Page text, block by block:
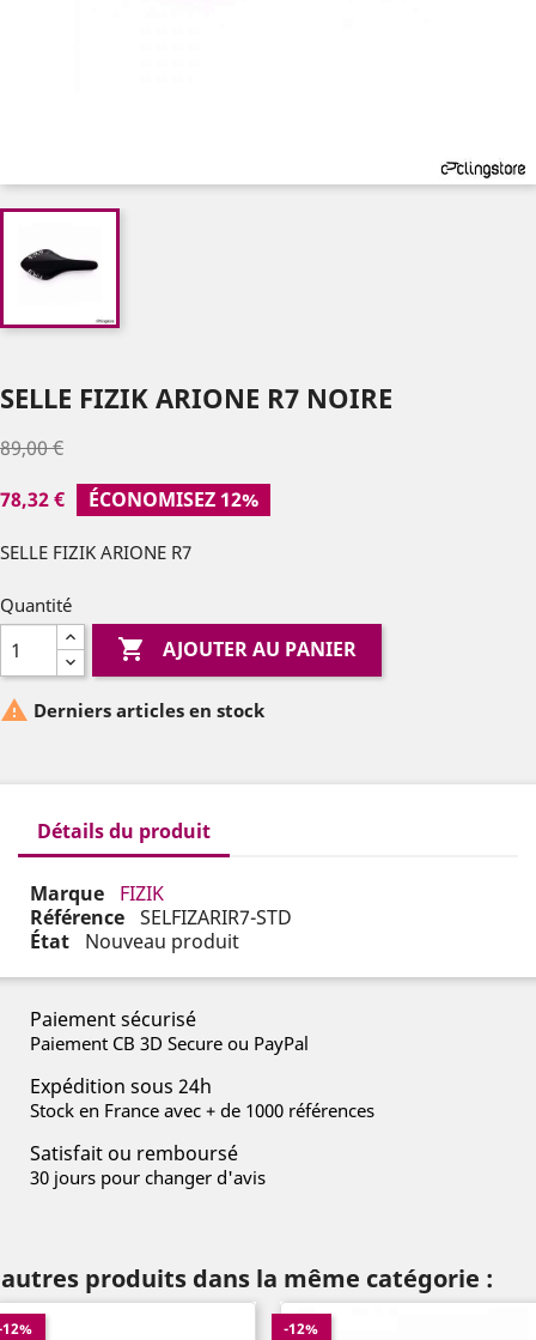
SELLE FIZIK ARIONE R7 NOIRE
89,00 €
78,32 €
ÉCONOMISEZ 12%
SELLE FIZIK ARIONE R7
Quantité
 AJOUTER AU PANIER
 Derniers articles en stock
Détails du produit
Marque
FIZIK
Référence SELFIZARIR7-STD
État
Nouveau produit
Paiement sécurisé
Paiement CB 3D Secure ou PayPal
Expédition sous 24h
Stock en France avec + de 1000 références
Satisfait ou remboursé
30 jours pour changer d'avis
produits dans la même catégorie :
-12%